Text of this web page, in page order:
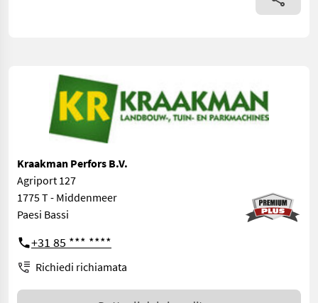
Kraakman Perfors B.V.
Agriport 127
1775 T - Middenmeer
Paesi Bassi
+31 85 *** ****
Richiedi richiamata